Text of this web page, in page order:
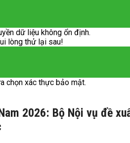
dữ liệu không ổn định.
lòng thử lại sau!
chọn xác thực bảo mật.
2026: Bộ Nội vụ đề